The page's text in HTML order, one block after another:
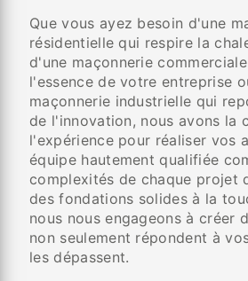
Que vous ayez besoin d'une
résidentielle qui respire la
d'une maçonnerie
l'essence de votre entreprise
maçonnerie industrielle qui
de l'innovation, nous avons la
l'expérience pour réaliser vos
équipe hautement qualifiée
complexités de chaque projet
des fondations solides à la
nous nous engageons à créer
non seulement répondent à
les dépassent.